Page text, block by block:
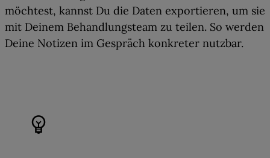
möchtest, kannst Du die Daten exportieren, um sie
mit Deinem Behandlungsteam zu teilen. So werden
Deine Notizen im Gespräch konkreter nutzbar.
emoji_objects